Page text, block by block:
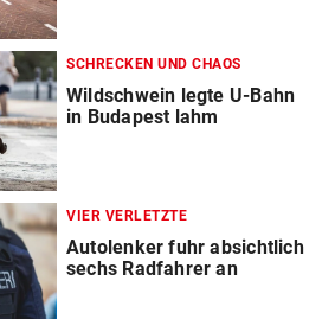
SCHRECKEN UND CHAOS
Wildschwein legte U-Bahn
in Budapest lahm
VIER VERLETZTE
Autolenker fuhr absichtlich
sechs Radfahrer an